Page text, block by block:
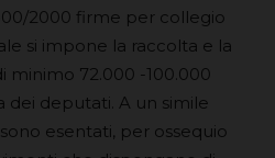
2000 firme per collegio
si impone la raccolta e la
minimo 72.000 -100.000
dei deputati. A un simile
esentati, per ossequio